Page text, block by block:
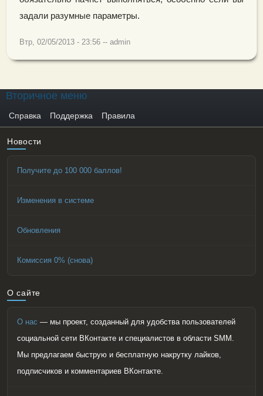
задали разумные параметры.
Втр, 02/05/2013 - 23:56-- admin
Вторичное меню
Справка Поддержка Правила
Новости
Получите до 100 000 баллов!
Изменения в системе
Обновления
Комиссия 0% (снова)
О сайте
О нас — мы проект, созданный для удобства пользователей
социальной сети ВКонтакте и специалистов в области SMM.
Мы предлагаем быструю и бесплатную накрутку лайков,
подписчиков и комментариев ВКонтакте.